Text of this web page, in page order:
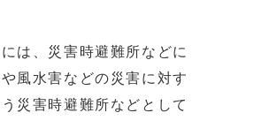
は、災害時避難所などに
風水害などの災害に対す
災害時避難所などとして